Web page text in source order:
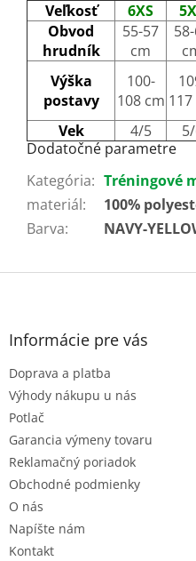
Veľkosť
6XS
Obvod
hrudník
55-57
cm
Výška
postavy
100-
108 cm
Vek
4/5
Dodatočné parametre
Kategória: Tréningové
materiál:
100%
Barva: NAVY-
Z
Informácie pre vás
Doprava a platba
Výhody nákupu u nás
Potlač
Garancia výmeny tovaru
Reklamačný poriadok
Obchodné podmienky
O nás
Napíšte nám
Kontakt